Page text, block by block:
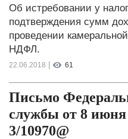
Об истребовании у
подтверждения сумм
проведении
НДФЛ.
22.06.2018 | 61
Письмо
службы от 8
3/10970@